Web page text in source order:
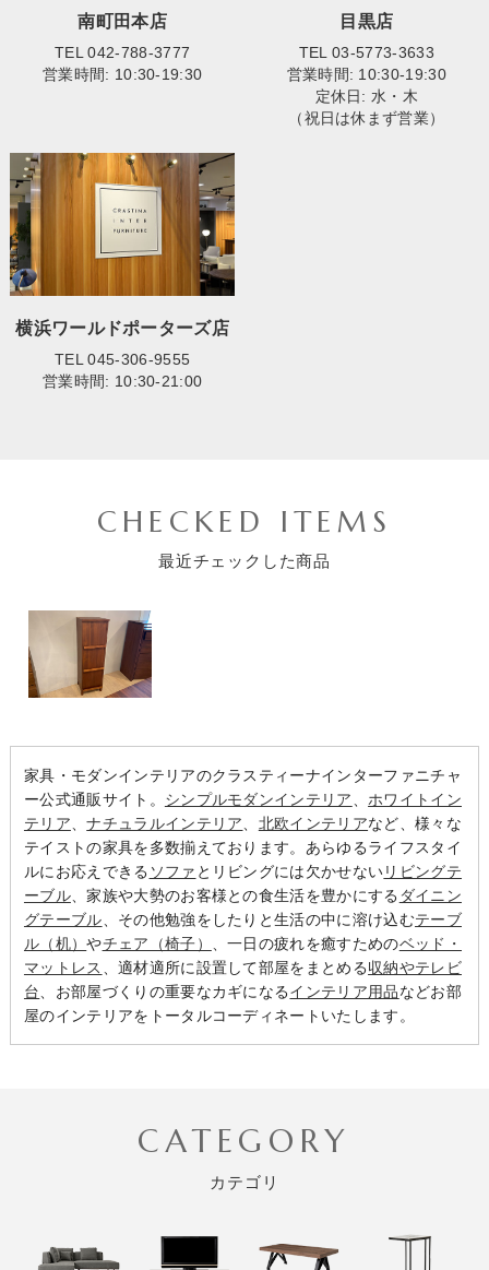
南町田本店
TEL 042-788-3777
営業時間: 10:30-19:30
目黒店
TEL 03-5773-3633
営業時間: 10:30-19:30
定休日: 水・木
（祝日は休まず営業）
横浜ワールドポーターズ店
TEL 045-306-9555
営業時間: 10:30-21:00
CHECKED ITEMS
最近チェックした商品
家具・モダンインテリアのクラスティーナインターファニチャ
ー公式通販サイト。 シンプルモダンインテリア
ホワイトイン
テリア 、ナチュラルインテリア 北欧インテリアなど、様々な
テイストの家具を多数揃えております。あらゆるライフスタイ
ルにお応えできる ソファ とリビングには欠かせないリビングテ
ーブル、家族や大勢のお客様との食生活を豊かにする ダイニン
グテーブル 、その他勉強をしたりと生活の中に溶け込むテーブ
ル（机）やチェア（椅子） 、一日の疲れを癒すためのベッド・
マットレス
、適材適所に設置して部屋をまとめる収納やテレビ
台 、お部屋づくりの重要なカギになるインテリア用品などお部
屋のインテリアをトータルコーディネートいたします。
CATEGORY
カテゴリ